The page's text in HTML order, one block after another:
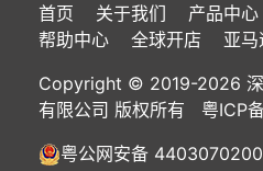
首页 关于我们 产品中心
帮助中心
全球开店
亚马
Copyright © 2019-2026 深
有限公司 版权所有 粤ICP
粤公网安备